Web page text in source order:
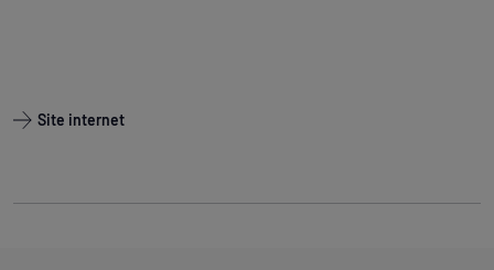
Site internet